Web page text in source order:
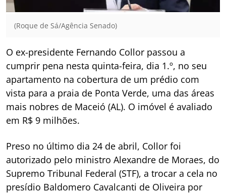
(Roque de Sá/Agência Senado)
O ex-presidente Fernando Collor passou a
cumprir pena nesta quinta-feira, dia 1.º, no seu
apartamento na cobertura de um prédio com
vista para a praia de Ponta Verde, uma das áreas
mais nobres de Maceió (AL). O imóvel é avaliado
em R$ 9 milhões.
Preso no último dia 24 de abril, Collor foi
autorizado pelo ministro Alexandre de Moraes, do
Supremo Tribunal Federal (STF), a trocar a cela no
presídio Baldomero Cavalcanti de Oliveira por